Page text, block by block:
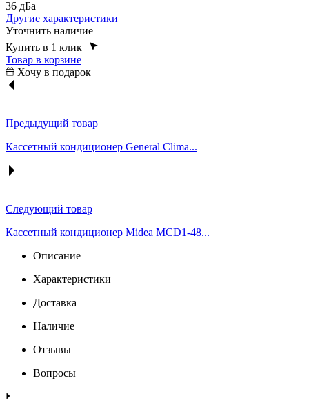
36 дБа
Другие характеристики
Уточнить наличие
Купить в 1 клик
Товар в корзине
Хочу в подарок
Предыдущий товар
Кассетный кондиционер General Clima...
Следующий товар
Кассетный кондиционер Midea MCD1-48...
Описание
Характеристики
Доставка
Наличие
Отзывы
Вопросы